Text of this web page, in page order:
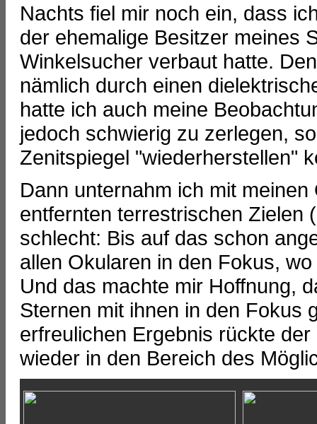
Nachts fiel mir noch ein, dass
der ehemalige Besitzer meines
Winkelsucher verbaut hatte.
nämlich durch einen
hatte ich auch meine
jedoch schwierig zu zerlegen,
Zenitspiegel "wiederherstellen"
Dann unternahm ich mit
entfernten terrestrischen Zielen
schlecht: Bis auf das schon
allen Okularen in den Fokus,
Und das machte mir Hoffnung,
Sternen mit ihnen in den Fokus
erfreulichen Ergebnis rückte
wieder in den Bereich des